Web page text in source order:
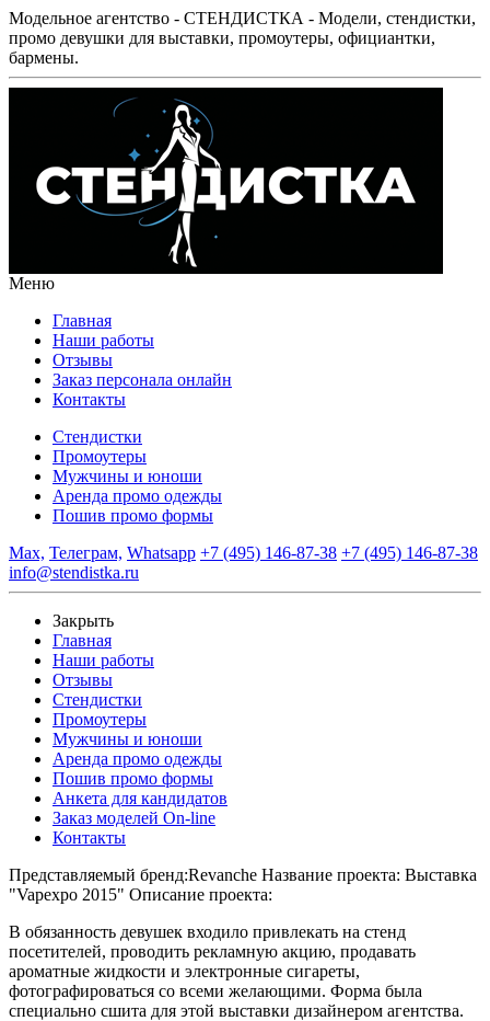
Модельное агентство - СТЕНДИСТКА - Модели, стендистки,
промо девушки для выставки, промоутеры, официантки,
бармены.
Меню
Главная
Наши работы
Отзывы
Заказ персонала онлайн
Контакты
Стендистки
Промоутеры
Мужчины и юноши
Аренда промо одежды
Пошив промо формы
Max, Телеграм, Whatsapp +7 (495) 146-87-38 +7 (495) 146-87-38
info@stendistka.ru
Закрыть
Главная
Наши работы
Отзывы
Стендистки
Промоутеры
Мужчины и юноши
Аренда промо одежды
Пошив промо формы
Анкета для кандидатов
Заказ моделей On-line
Контакты
Представляемый бренд:Revanche Название проекта: Выставка
"Vapexpo 2015" Описание проекта:
В обязанность девушек входило привлекать на стенд
посетителей, проводить рекламную акцию, продавать
ароматные жидкости и электронные сигареты,
фотографироваться со всеми желающими. Форма была
специально сшита для этой выставки дизайнером агентства.